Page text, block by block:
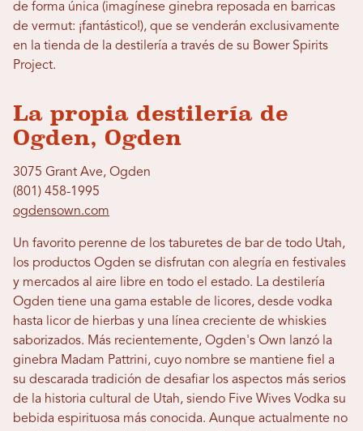
de forma única (imagínese ginebra reposada en barricas
de vermut: ¡fantástico!), que se venderán exclusivamente
en la tienda de la destilería a través de su Bower Spirits
Project.
La propia destilería de
Ogden, Ogden
3075 Grant Ave, Ogden
(801) 458-1995
ogdensown.com
Un favorito perenne de los taburetes de bar de todo Utah,
los productos Ogden se disfrutan con alegría en festivales
y mercados al aire libre en todo el estado. La destilería
Ogden tiene una gama estable de licores, desde vodka
hasta licor de hierbas y una línea creciente de whiskies
saborizados. Más recientemente, Ogden's Own lanzó la
ginebra Madam Pattrini, cuyo nombre se mantiene fiel a
su descarada tradición de desafiar los aspectos más serios
de la historia cultural de Utah, siendo Five Wives Vodka su
bebida espirituosa más conocida. Aunque actualmente no